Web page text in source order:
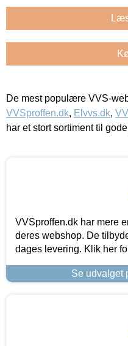
De mest populære VVS-
VVSproffen.dk, Elvvs.dk,
har et stort sortiment til
VVSproffen.dk har mere
deres webshop. De
dages levering. Klik her
Se udvalget